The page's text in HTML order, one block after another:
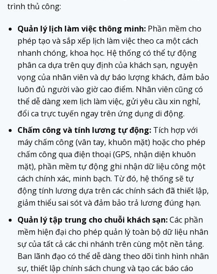
trình thủ công:
Quản lý lịch làm việc thông minh:Phần mềm cho
phép tạo và sắp xếp lịch làm việc theo ca một cách
nhanh chóng, khoa học. Hệ thống có thể tự động
phân ca dựa trên quy định của khách sạn, nguyện
vọng của nhân viên và dự báo lượng khách, đảm bảo
luôn đủ người vào giờ cao điểm. Nhân viên cũng có
thể dễ dàng xem lịch làm việc, gửi yêu cầu xin nghỉ,
đổi ca trực tuyến ngay trên ứng dụng di động.
Chấm công và tính lương tự động:Tích hợp với
máy chấm công (vân tay, khuôn mặt) hoặc cho phép
chấm công qua điện thoại (GPS, nhận diện khuôn
mặt), phần mềm tự động ghi nhận dữ liệu công một
cách chính xác, minh bạch. Từ đó, hệ thống sẽ tự
động tính lương dựa trên các chính sách đã thiết lập,
giảm thiểu sai sót và đảm bảo trả lương đúng hạn.
Quản lý tập trung cho chuỗi khách sạn:Các phần
mềm hiện đại cho phép quản lý toàn bộ dữ liệu nhân
sự của tất cả các chi nhánh trên cùng một nền tảng.
Ban lãnh đạo có thể dễ dàng theo dõi tình hình nhân
sự, thiết lập chính sách chung và tạo các báo cáo